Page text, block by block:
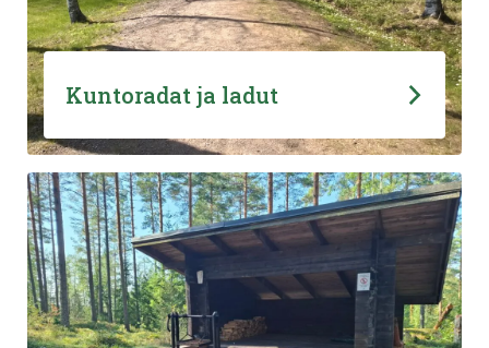
Kuntoradat ja ladut